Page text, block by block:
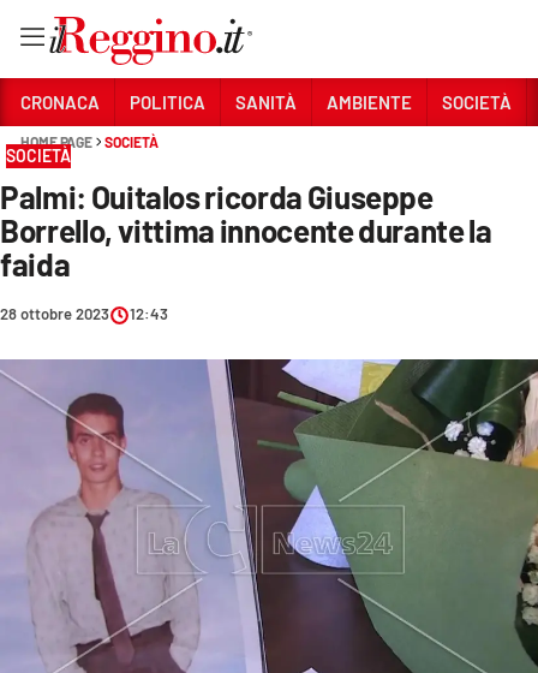
Sezioni
CRONACA
POLITICA
SANITÀ
AMBIENTE
SOCIETÀ
CULTURA
ECONOMIA E LAVORO
SPORT
CRONACA POLITICA SANITÀ AMBIENTE SOCIETÀ
HOME PAGE SOCIETÀ
SOCIETÀ
Palmi: Ouitalos ricorda Giuseppe
Borrello, vittima innocente durante la
faida
28 ottobre 2023 12:43